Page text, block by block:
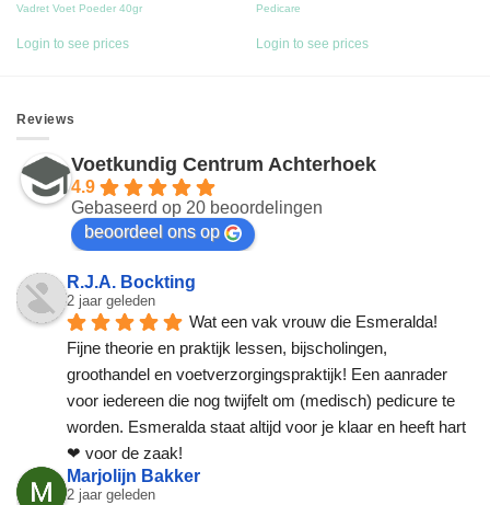
Vadret Voet Poeder 40gr
Login to see prices
Pedicare
Login to see prices
Reviews
Voetkundig Centrum Achterhoek
4.9
Gebaseerd op 20 beoordelingen
beoordeel ons op
R.J.A. Bockting
2 jaar geleden
Wat een vak vrouw die Esmeralda!
Fijne theorie en praktijk lessen, bijscholingen,
groothandel en voetverzorgingspraktijk! Een aanrader
voor iedereen die nog twijfelt om (medisch) pedicure te
worden. Esmeralda staat altijd voor je klaar en heeft hart
❤ voor de zaak!
Marjolijn Bakker
2 jaar geleden